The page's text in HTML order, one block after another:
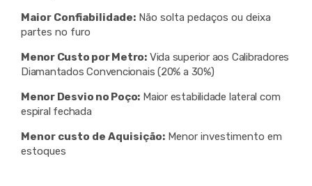
Maior Confiabilidade: Não solta pedaços ou deixa
partes no furo
Menor Custo por Metro: Vida superior aos Calibradores
Diamantados Convencionais (20% a 30%)
Menor Desvio no Poço: Maior estabilidade lateral com
espiral fechada
Menor custo de Aquisição: Menor investimento em
estoques